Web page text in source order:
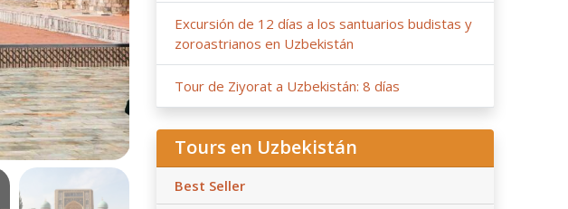
Excursión de 12 días a los santuarios budistas y
zoroastrianos en Uzbekistán
Tour de Ziyorat a Uzbekistán: 8 días
Tours en Uzbekistán
Best Seller